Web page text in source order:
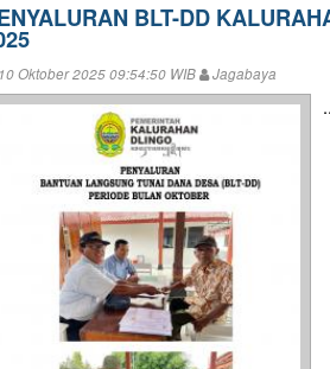
BLT-DD
Oktober 2025 09:54:50 WIB Jagabaya